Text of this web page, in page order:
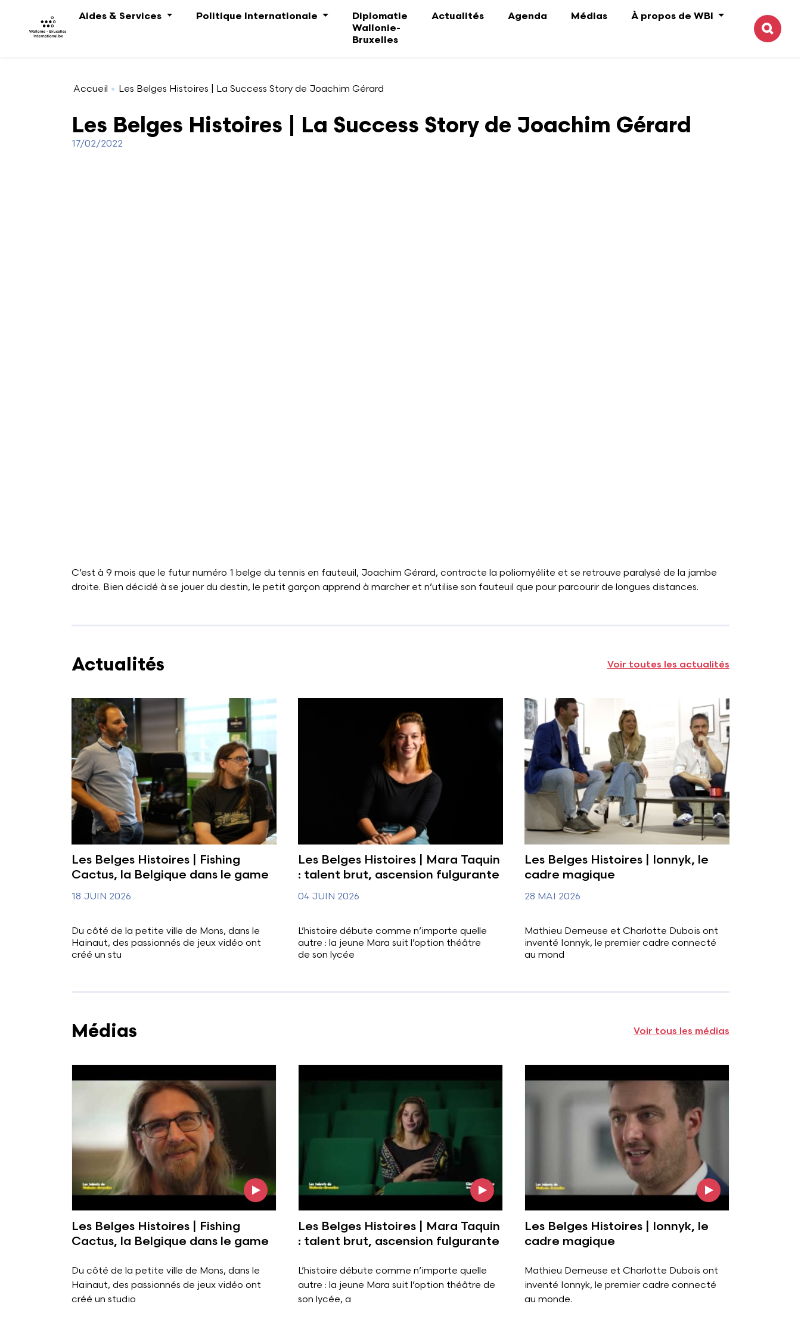
Aides & Services
Politique Internationale
Diplomatie
Wallonie-
Bruxelles
Actualités Agenda Médias
À propos de WBI
Accueil Les Belges Histoires | La Success Story de Joachim Gérard
Les Belges Histoires | La Success Story de Joachim Gérard
17/02/2022
C’est à 9 mois que le futur numéro 1 belge du tennis en fauteuil, Joachim Gérard, contracte la poliomyélite et se retrouve paralysé de la jambe
droite. Bien décidé à se jouer du destin, le petit garçon apprend à marcher et n’utilise son fauteuil que pour parcourir de longues distances.
Actualités Voir toutes les actualités
Les Belges Histoires | Fishing
Cactus, la Belgique dans le game
18 JUIN 2026
Du côté de la petite ville de Mons, dans le
Hainaut, des passionnés de jeux vidéo ont
créé un stu
Les Belges Histoires | Mara Taquin
: talent brut, ascension fulgurante
04 JUIN 2026
L’histoire débute comme n’importe quelle
autre : la jeune Mara suit l’option théâtre
de son lycée
Les Belges Histoires | Ionnyk, le
cadre magique
28 MAI 2026
Mathieu Demeuse et Charlotte Dubois ont
inventé Ionnyk, le premier cadre connecté
au mond
Médias Voir tous les médias
Les Belges Histoires | Fishing
Cactus, la Belgique dans le game
Du côté de la petite ville de Mons, dans le
Hainaut, des passionnés de jeux vidéo ont
créé un studio
Les Belges Histoires | Mara Taquin
: talent brut, ascension fulgurante
L’histoire débute comme n’importe quelle
autre : la jeune Mara suit l’option théâtre de
son lycée, a
Les Belges Histoires | Ionnyk, le
cadre magique
Mathieu Demeuse et Charlotte Dubois ont
inventé Ionnyk, le premier cadre connecté
au monde.